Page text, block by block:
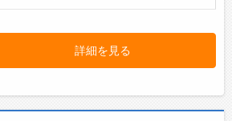
詳細を見る